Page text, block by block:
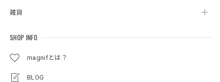
雑貨
SHOP INFO
magnifとは？
BLOG